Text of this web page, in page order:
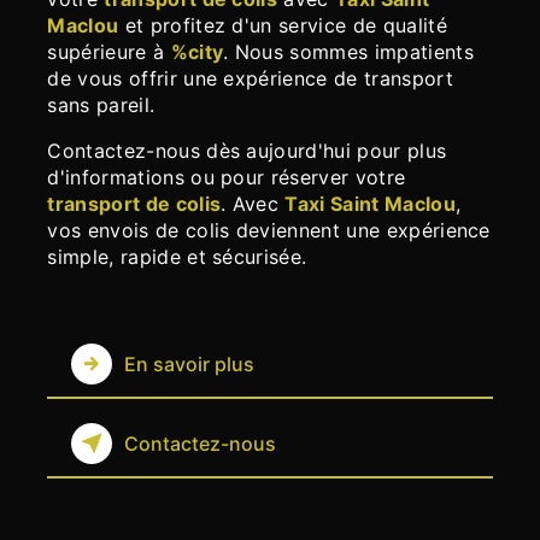
Maclou et profitez d'un service de qualité
supérieure à %city. Nous sommes impatients
de vous offrir une expérience de transport
sans pareil.
Contactez-nous dès aujourd'hui pour plus
d'informations ou pour réserver votre
transport de colis. AvecTaxi Saint Maclou,
vos envois de colis deviennent une expérience
simple, rapide et sécurisée.
En savoir plus
Contactez-nous